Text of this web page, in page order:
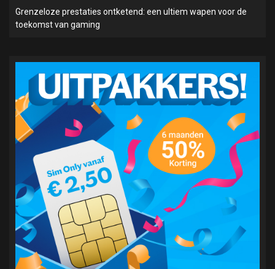
Grenzeloze prestaties ontketend: een ultiem wapen voor de
toekomst van gaming